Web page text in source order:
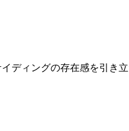
ディングの存在感を引き立